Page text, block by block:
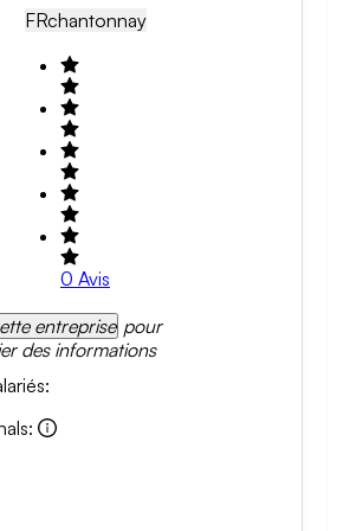
FRChantonnay
0 Avis
entreprise pour
des informations
:
: